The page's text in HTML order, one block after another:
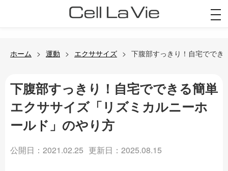
ホーム 運動 エクササイズ 下腹部すっきり！自宅ででき
下腹部すっきり！自宅でできる簡単
エクササイズ「リズミカルニーホ
ールド」のやり方
公開日：2021.02.25 更新日：2025.08.15